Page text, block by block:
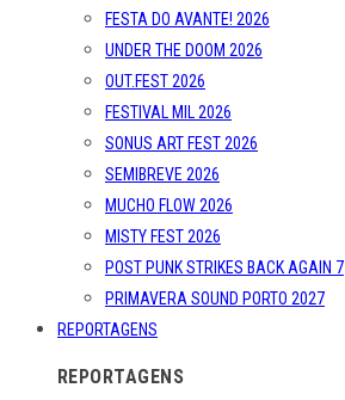
FESTA DO AVANTE! 2026
UNDER THE DOOM 2026
OUT.FEST 2026
FESTIVAL MIL 2026
SONUS ART FEST 2026
SEMIBREVE 2026
MUCHO FLOW 2026
MISTY FEST 2026
POST PUNK STRIKES BACK AGAIN 7
PRIMAVERA SOUND PORTO 2027
REPORTAGENS
REPORTAGENS